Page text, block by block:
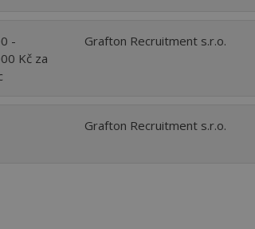
-
Kč za
Grafton Recruitment s.r.o.
Grafton Recruitment s.r.o.